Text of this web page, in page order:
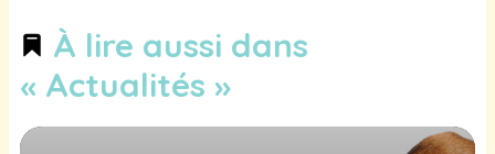
À lire aussi dans
« Actualités »